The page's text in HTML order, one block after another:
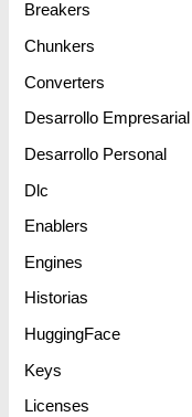
Breakers
Chunkers
Converters
Desarrollo Empresarial
Desarrollo Personal
Dlc
Enablers
Engines
Historias
HuggingFace
Keys
Licenses